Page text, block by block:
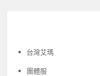
台灣艾瑪
團體服